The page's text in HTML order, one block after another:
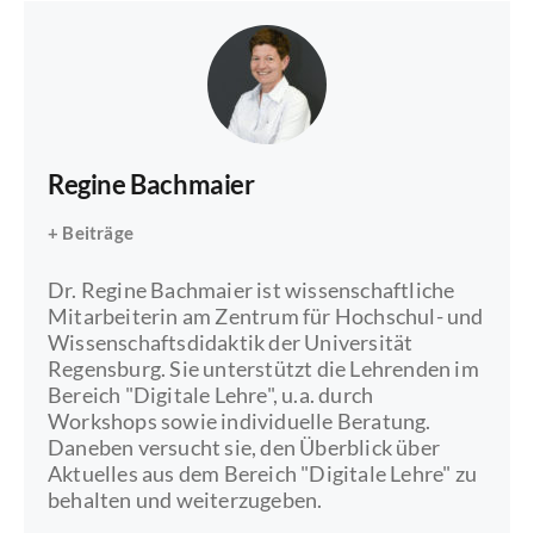
Regine Bachmaier
+ Beiträge
Dr. Regine Bachmaier ist wissenschaftliche
Mitarbeiterin am Zentrum für Hochschul- und
Wissenschaftsdidaktik der Universität
Regensburg. Sie unterstützt die Lehrenden im
Bereich "Digitale Lehre", u.a. durch
Workshops sowie individuelle Beratung.
Daneben versucht sie, den Überblick über
Aktuelles aus dem Bereich "Digitale Lehre" zu
behalten und weiterzugeben.